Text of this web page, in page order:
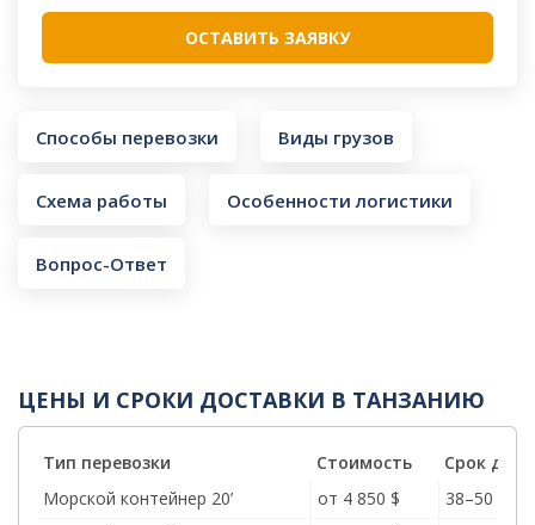
Способы перевозки Виды грузов
Схема работы Особенности логистики
Вопрос-Ответ
ЦЕНЫ И СРОКИ ДОСТАВКИ В ТАНЗАНИЮ
Тип перевозки Стоимость
Срок
Морской контейнер 20’
от 4 850 $
38–50